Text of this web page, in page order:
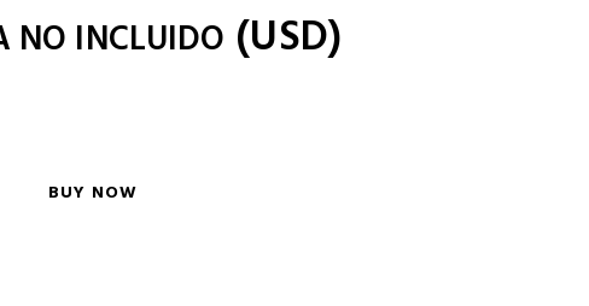
NO INCLUIDO (USD)
BUY NOW